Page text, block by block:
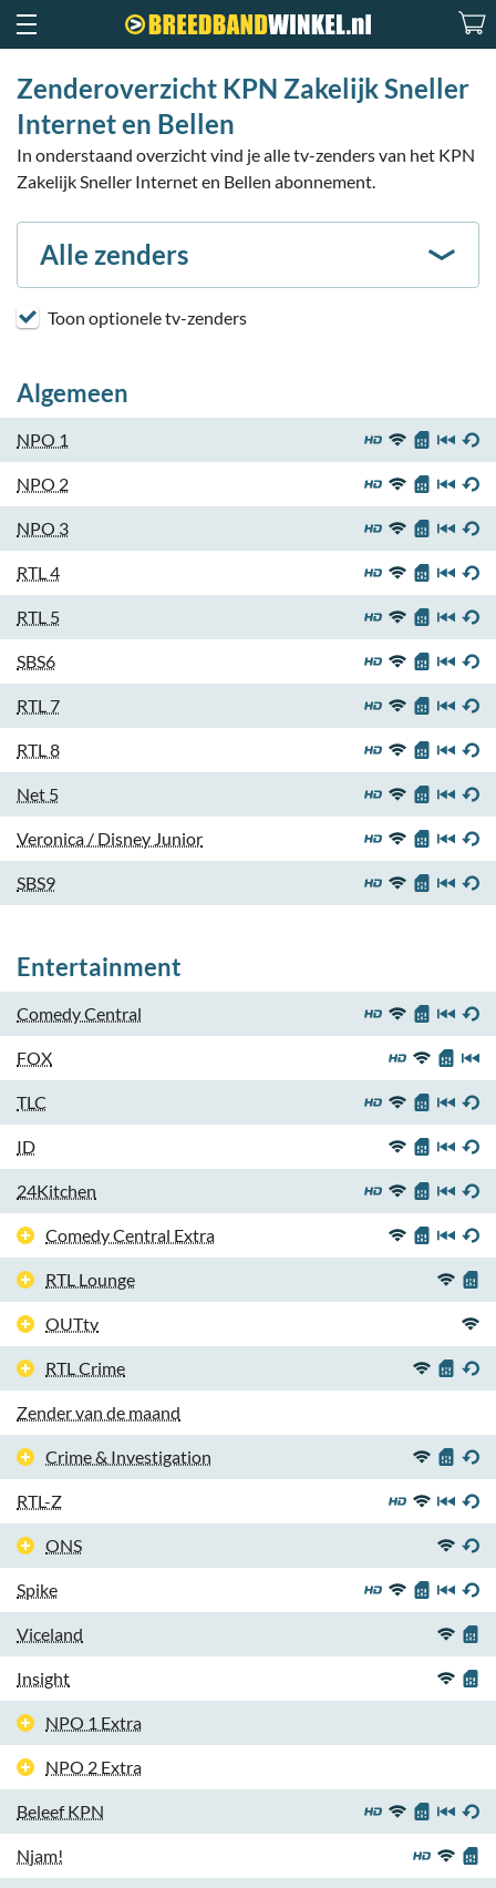
Zenderoverzicht KPN Zakelijk Sneller
Internet en Bellen
In onderstaand overzicht vind je alle tv-zenders van het KPN
Zakelijk Sneller Internet en Bellen abonnement.
Alle zenders
Toon optionele tv-zenders
Algemeen
NPO 1
NPO 2
NPO 3
RTL 4
RTL 5
SBS6
RTL 7
RTL 8
Net 5
Veronica / Disney Junior
SBS9
Entertainment
Comedy Central
FOX
TLC
ID
24Kitchen
Comedy Central Extra
RTL Lounge
OUTtv
RTL Crime
Zender van de maand
Crime & Investigation
RTL-Z
ONS
Spike
Viceland
Insight
NPO 1 Extra
NPO 2 Extra
Beleef KPN
Njam!